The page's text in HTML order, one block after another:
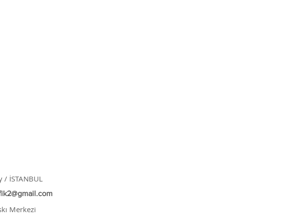
/ İSTANBUL
Merkezi